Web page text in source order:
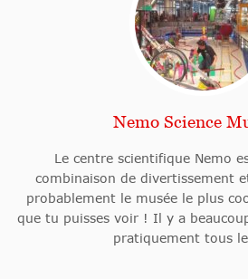
Nemo Science
Le centre scientifique Nemo
combinaison de divertissement
probablement le musée le plus
que tu puisses voir ! Il y a
pratiquement tous